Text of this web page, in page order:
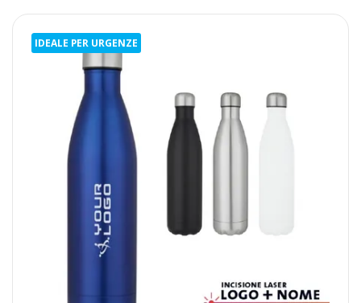
IDEALE PER URGENZE